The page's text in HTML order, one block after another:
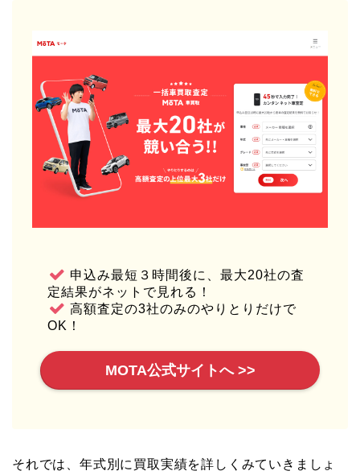
申込み最短３時間後に、最大20社の査
定結果がネットで見れる！
高額査定の3社のみのやりとりだけで
OK！
MOTA公式サイトへ >>
それでは、年式別に買取実績を詳しくみていきましょ